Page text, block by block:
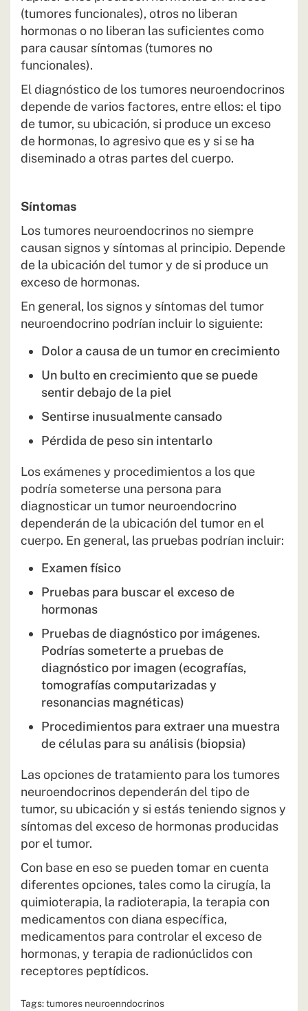
(tumores funcionales), otros no liberan
hormonas o no liberan las suficientes como
para causar síntomas (tumores no
funcionales).
El diagnóstico de los tumores neuroendocrinos
depende de varios factores, entre ellos: el tipo
de tumor, su ubicación, si produce un exceso
de hormonas, lo agresivo que es y si se ha
diseminado a otras partes del cuerpo.
Síntomas
Los tumores neuroendocrinos no siempre
causan signos y síntomas al principio. Depende
de la ubicación del tumor y de si produce un
exceso de hormonas.
En general, los signos y síntomas del tumor
neuroendocrino podrían incluir lo siguiente:
Dolor a causa de un tumor en crecimiento
Un bulto en crecimiento que se puede
sentir debajo de la piel
Sentirse inusualmente cansado
Pérdida de peso sin intentarlo
Los exámenes y procedimientos a los que
podría someterse una persona para
diagnosticar un tumor neuroendocrino
dependerán de la ubicación del tumor en el
cuerpo. En general, las pruebas podrían incluir:
Examen físico
Pruebas para buscar el exceso de
hormonas
Pruebas de diagnóstico por imágenes.
Podrías someterte a pruebas de
diagnóstico por imagen (ecografías,
tomografías computarizadas y
resonancias magnéticas)
Procedimientos para extraer una muestra
de células para su análisis (biopsia)
Las opciones de tratamiento para los tumores
neuroendocrinos dependerán del tipo de
tumor, su ubicación y si estás teniendo signos y
síntomas del exceso de hormonas producidas
por el tumor.
Con base en eso se pueden tomar en cuenta
diferentes opciones, tales como la cirugía, la
quimioterapia, la radioterapia, la terapia con
medicamentos con diana específica,
medicamentos para controlar el exceso de
hormonas, y terapia de radionúclidos con
receptores peptídicos.
Tags:tumores neuroenndocrinos